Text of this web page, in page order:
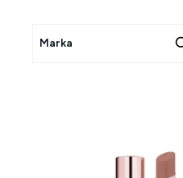
Marka